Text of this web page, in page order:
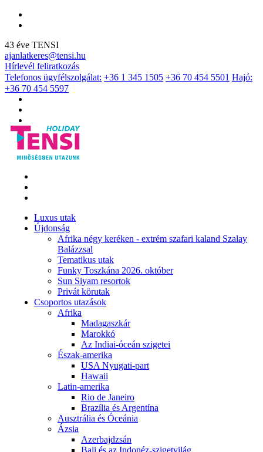
43 éve TENSI
ajanlatkeres@tensi.hu
Hírlevél feliratkozás
Telefonos ügyfélszolgálat: +36 1 345 1505 +36 70 454 5501 Hajó:
+36 70 454 5597
Luxus utak
Újdonság
Afrika négy keréken - extrém szafari kaland Szalay
Balázzsal
Tematikus utak
Funky Toszkána 2026. október
Sun Siyam resortok
Privát körutak
Csoportos utazások
Afrika
Madagaszkár
Marokkó
Az Indiai-óceán szigetei
Észak-amerika
USA Nyugati-part
Hawaii
Latin-amerika
Rio de Janeiro
Brazília és Argentína
Ausztrália és Óceánia
Ázsia
Azerbajdzsán
Bali és az Indonéz-szigetvilág